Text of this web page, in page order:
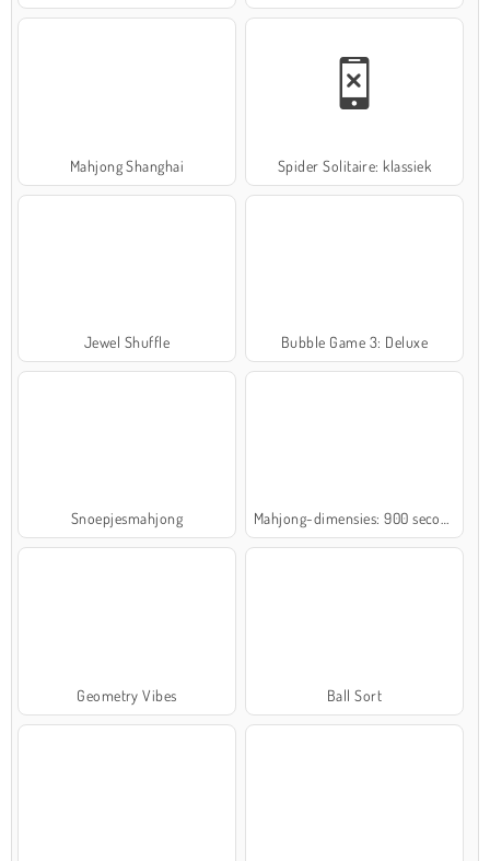
Mahjong Shanghai Spider Solitaire: klassiek
Jewel Shuffle Bubble Game 3: Deluxe
Snoepjesmahjong
Geometry Vibes Ball Sort